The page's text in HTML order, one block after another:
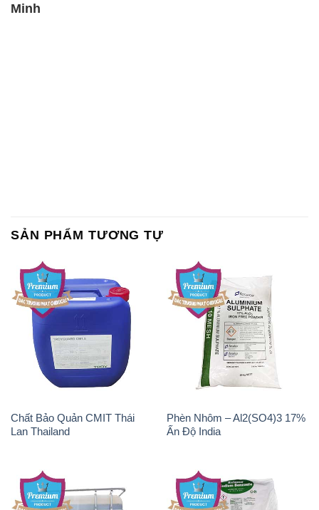
Minh
SẢN PHẨM TƯƠNG TỰ
Chất Bảo Quản CMIT Thái
Lan Thailand
Phèn Nhôm – Al2(SO4)3 17%
Ấn Độ India